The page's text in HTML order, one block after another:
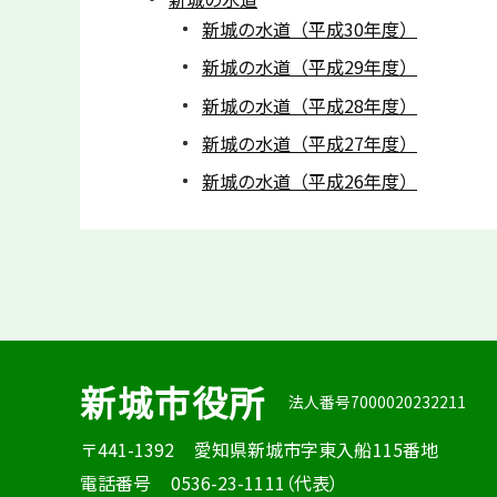
新城の水道（平成30年度）
新城の水道（平成29年度）
新城の水道（平成28年度）
新城の水道（平成27年度）
新城の水道（平成26年度）
新城市役所 法人番号7000020232211
〒441-1392
愛知県新城市字東入船115番地
電話番号
0536-23-1111（代表）